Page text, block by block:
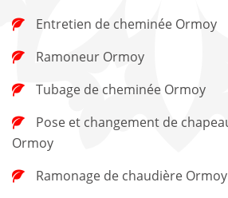
Entretien de cheminée Ormoy
Ramoneur Ormoy
Tubage de cheminée Ormoy
Ormoy
Ramonage de chaudière Ormoy